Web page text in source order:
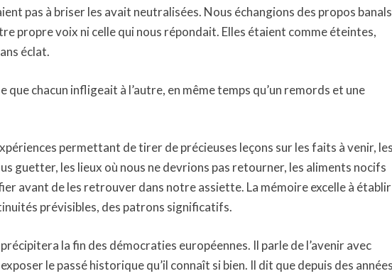
pas à briser les avait neutralisées. Nous échangions des propos banals
propre voix ni celle qui nous répondait. Elles étaient comme éteintes,
éclat.
que chacun infligeait à l’autre, en même temps qu’un remords et une
permettant de tirer de précieuses leçons sur les faits à venir,
guetter, les lieux où nous ne devrions pas retourner, les aliments nocifs
avant de les retrouver dans notre assiette. La mémoire excelle à établir
prévisibles, des patrons significatifs.
la fin des démocraties européennes. Il parle de l’avenir avec
le passé historique qu’il connaît si bien. Il dit que depuis des